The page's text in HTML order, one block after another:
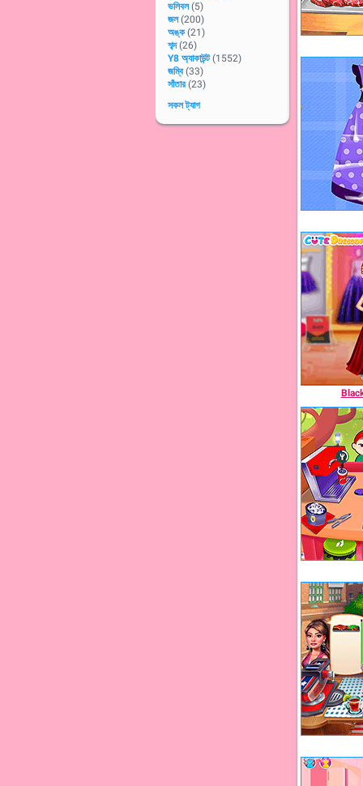
ভলিবল (5)
জল (200)
অঙ্ক (21)
শব্দ (26)
Y8 অ্যাকাউন্ট (1552)
জম্বি (33)
সাঁতার (23)
সকল ট্যাগ